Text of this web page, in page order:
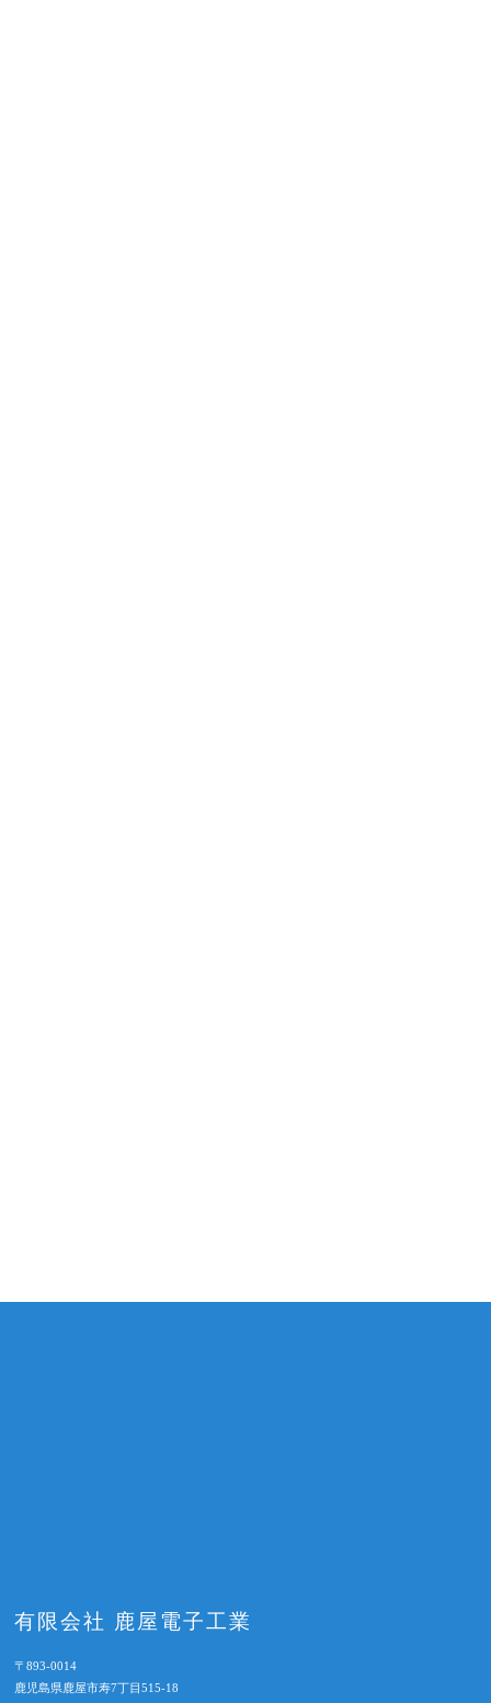
有限会社 鹿屋電子工業
〒893-0014
鹿児島県鹿屋市寿7丁目515-18